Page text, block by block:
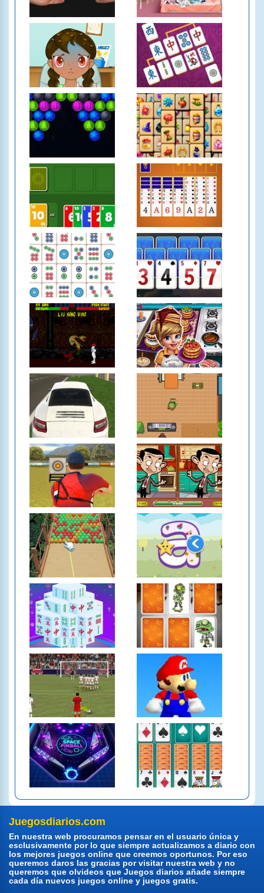
Juegosdiarios.com
En nuestra web procuramos pensar en el usuario única y
esclusivamente por lo que siempre actualizamos a diario con
los mejores juegos online que creemos oportunos. Por eso
queremos daros las gracias por visitar nuestra web y no
queremos que olvideos que Juegos diarios añade siempre
cada día nuevos juegos online y juegos gratis.